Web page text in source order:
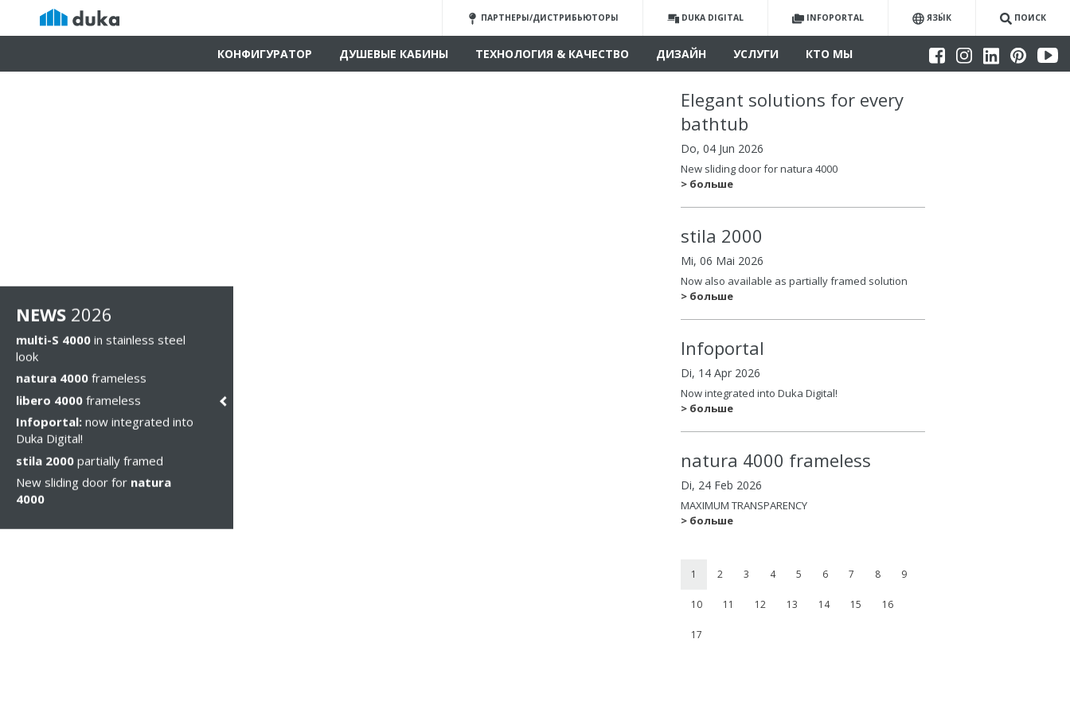
ПАРТНЕРЫ/ДИСТРИБЬЮТОРЫ DUKA DIGITAL INFOPORTAL ЯЗЫ́К ПОИСК
КОНФИГУРАТОР ДУШЕВЫЕ КАБИНЫ ТЕХНОЛОГИЯ & КАЧЕСТВО ДИЗАЙН УСЛУГИ КТО МЫ
Elegant solutions for every
bathtub
Do, 04 Jun 2026
New sliding door for natura 4000
> больше
stila 2000
Mi, 06 Mai 2026
Now also available as partially framed solution
> больше
Infoportal
Di, 14 Apr 2026
Now integrated into Duka Digital!
> больше
natura 4000 frameless
Di, 24 Feb 2026
MAXIMUM TRANSPARENCY
> больше
1 2 3 4 5 6 7 8 9
10 11 12 13 14 15 16
17
NEWS 2026
multi-S 4000 in stainless steel
look
natura 4000 frameless
libero 4000 frameless
Infoportal: now integrated into
Duka Digital!
stila 2000 partially framed
New sliding door for natura
4000